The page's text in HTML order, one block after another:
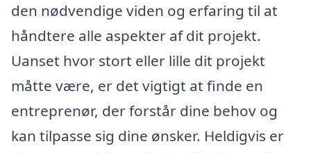
den nødvendige viden og erfaring til at
håndtere alle aspekter af dit projekt.
Uanset hvor stort eller lille dit projekt
måtte være, er det vigtigt at finde en
entreprenør, der forstår dine behov og
kan tilpasse sig dine ønsker. Heldigvis er